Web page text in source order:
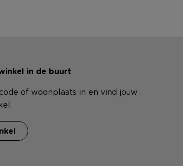
in de buurt
of woonplaats in en vind jouw